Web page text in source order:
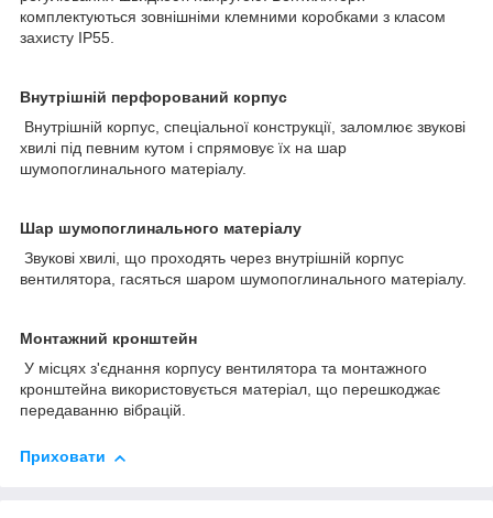
комплектуються зовнішніми клемними коробками з класом
захисту IP55.
Внутрішній перфорований корпус
Внутрішній корпус, спеціальної конструкції, заломлює звукові
хвилі під певним кутом і спрямовує їх на шар
шумопоглинального матеріалу.
Шар шумопоглинального матеріалу
Звукові хвилі, що проходять через внутрішній корпус
вентилятора, гасяться шаром шумопоглинального матеріалу.
Монтажний кронштейн
У місцях з'єднання корпусу вентилятора та монтажного
кронштейна використовується матеріал, що перешкоджає
передаванню вібрацій.
Приховати